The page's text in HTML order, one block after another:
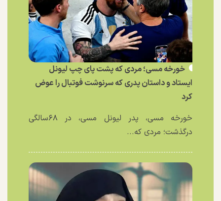
خورخه مسی؛ مردی که پشت پای چپ لیونل
ایستاد و داستان پدری که سرنوشت فوتبال را عوض
کرد
خورخه مسی، پدر لیونل مسی، در ۶۸سالگی
درگذشت؛ مردی که...